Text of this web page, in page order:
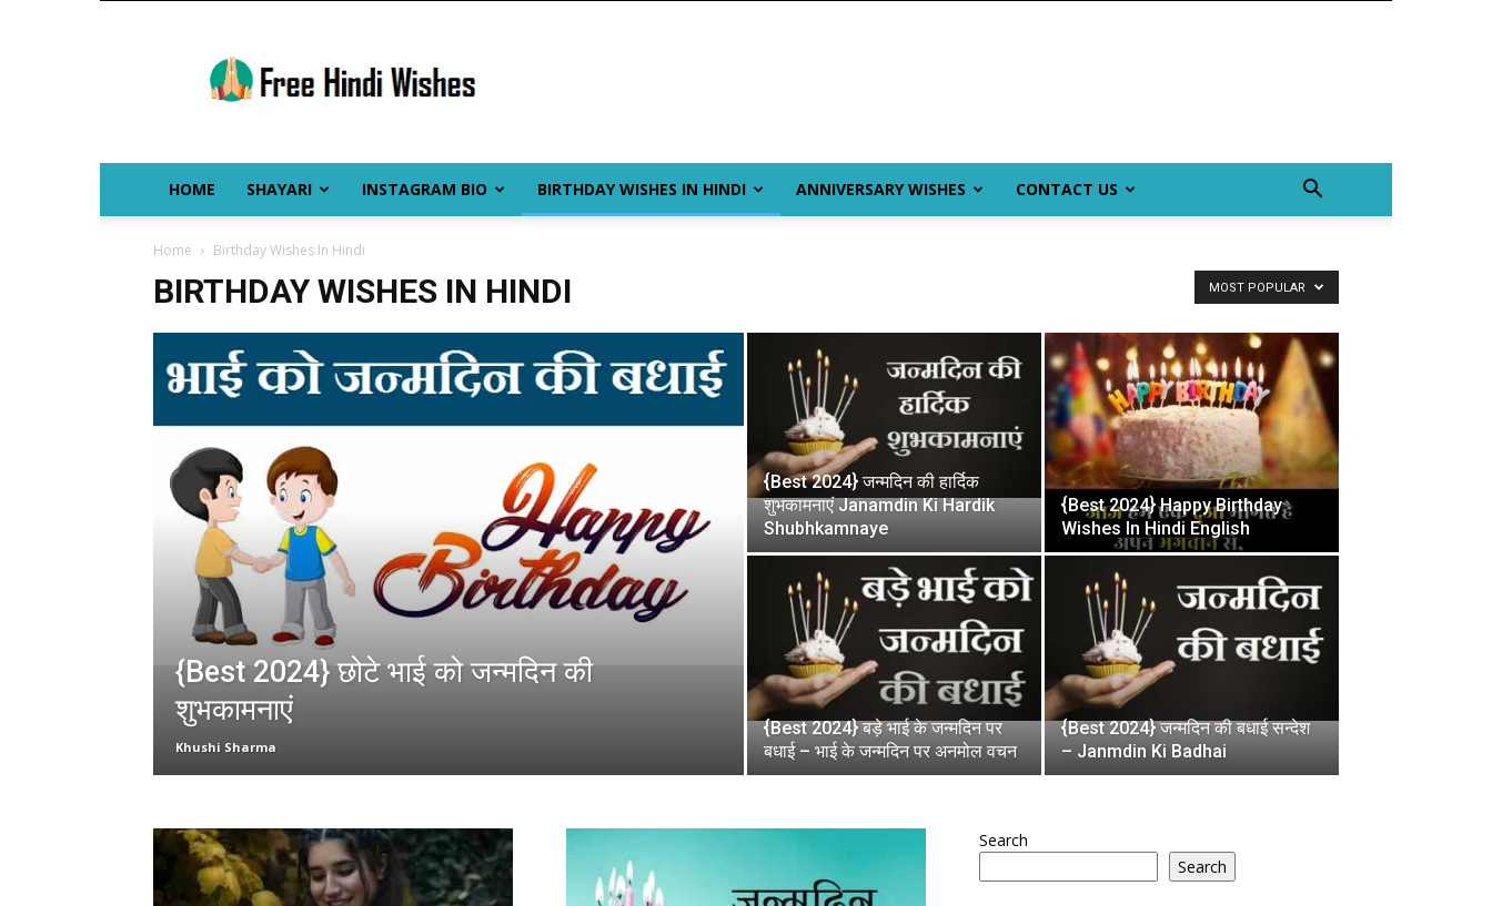
Hindi
Wishes
HOME SHAYARI INSTAGRAM BIO BIRTHDAY WISHES IN HINDI ANNIVERSARY WISHES CONTACT US
Home Birthday Wishes In Hindi
BIRTHDAY WISHES IN HINDI MOST POPULAR
{Best 2024} छोटे भाई को जन्मदिन की
शुभकामनाएं
Khushi Sharma
{Best 2024} जन्मदिन की हार्दिक
शुभकामनाएं Janamdin Ki Hardik
Shubhkamnaye
{Best 2024} Happy Birthday
Wishes In Hindi English
{Best 2024} बड़े भाई के जन्मदिन पर
बधाई – भाई के जन्मदिन पर अनमोल वचन
{Best 2024} जन्मदिन की बधाई सन्देश
– Janmdin Ki Badhai
Search
Search